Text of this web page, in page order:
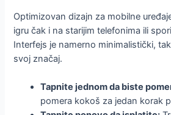
Optimizovan dizajn za mobilne
igru čak i na starijim telefonima ili
Interfejs je namerno minimalistički,
svoj značaj.
Tapnite jednom da biste
pomera kokoš za jedan korak